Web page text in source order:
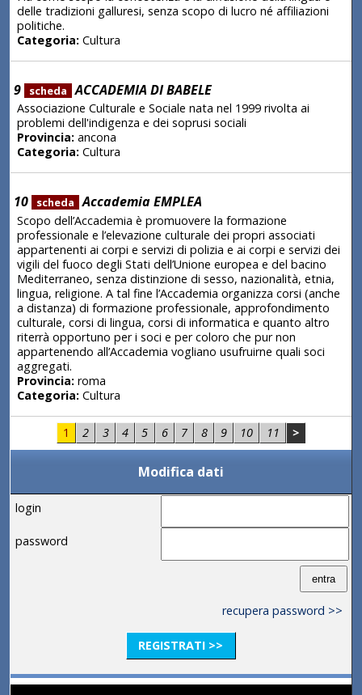
delle tradizioni galluresi, senza scopo di lucro né affiliazioni
politiche.
Categoria:Cultura
9 scheda ACCADEMIA DI BABELE
Associazione Culturale e Sociale nata nel 1999 rivolta ai
problemi dell'indigenza e dei soprusi sociali
Provincia:ancona
Categoria:Cultura
10 scheda Accademia EMPLEA
Scopo dell’Accademia è promuovere la formazione
professionale e l’elevazione culturale dei propri associati
appartenenti ai corpi e servizi di polizia e ai corpi e servizi dei
vigili del fuoco degli Stati dell’Unione europea e del bacino
Mediterraneo, senza distinzione di sesso, nazionalità, etnia,
lingua, religione. A tal fine l’Accademia organizza corsi (anche
a distanza) di formazione professionale, approfondimento
culturale, corsi di lingua, corsi di informatica e quanto altro
riterrà opportuno per i soci e per coloro che pur non
appartenendo all’Accademia vogliano usufruirne quali soci
aggregati.
Provincia:roma
Categoria:Cultura
1 2 3 4 5 6 7 8 9 10 11 >
Modifica dati
login
password
recupera password >>
REGISTRATI >>